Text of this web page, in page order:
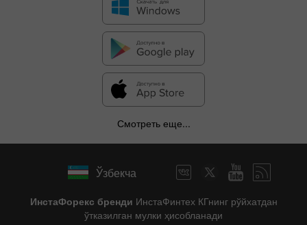
Смотреть еще...
Ўзбекча
ИнстаФорекс бренди ИнстаФинтех КГнинг рўйхатдан
ўтказилган мулки ҳисобланади